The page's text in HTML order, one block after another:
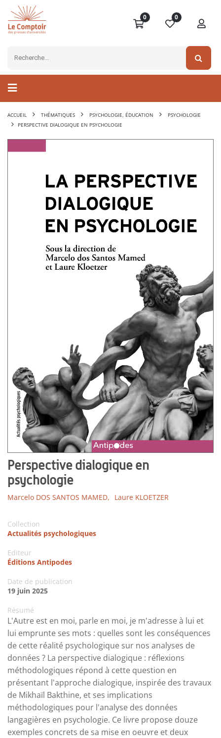
0 0
ACCUEIL THÉMATIQUES PSYCHOLOGIE, ÉDUCATION
PSYCHOLOGIE
PERSPECTIVE DIALOGIQUE EN PSYCHOLOGIE
Perspective dialogique en
psychologie
Marcelo DOS SANTOS MAMED, Laure KLOETZER
Collection
Actualités psychologiques
Editeur
Éditions Antipodes
Date de publication
19 juin 2025
Résumé
L'Autre est en moi, parle en moi, je m'adresse à lui et
lui emprunte ses mots : quelles sont les conséquences
de cette réalité psychologique sur nos analyses de
données ? La perspective dialogique : réflexions
méthodologiques répond à cette question en
présentant l'approche dialogique, inspirée des travaux
de Mikhaïl Bakthine, et ses implications
méthodologiques pour l'analyse des données
langagières en psychologie. Ce livre propose douze
exemples concrets de sa mise en oeuvre et deux